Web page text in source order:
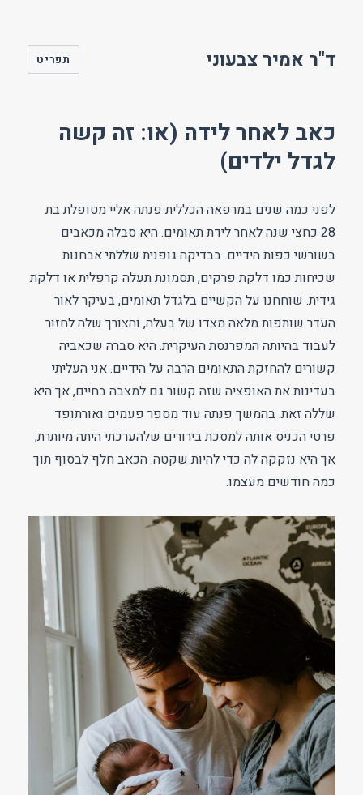
ד"ר אמיר צבעוני תפריט
כאב לאחר לידה (או: זה קשה
לגדל ילדים)
לפני כמה שנים במרפאה הכללית פנתה אליי מטופלת בת
28 כחצי שנה לאחר לידת תאומים. היא סבלה מכאבים
בשורשי כפות הידיים. בבדיקה גופנית שללתי אבחנות
שכיחות כמו דלקת פרקים, תסמונת תעלה קרפלית או דלקת
גידית. שוחחנו על הקשיים בלגדל תאומים, בעיקר לאור
העדר שותפות מלאה מצדו של בעלה, והצורך שלה לחזור
לעבוד בהיותה המפרנסת העיקרית. היא סברה שכאביה
קשורים להחזקת התאומים הרבה על הידיים. אני העליתי
בעדינות את האופציה שזה קשור גם למצבה בחיים, אך היא
שללה זאת. בהמשך פנתה עוד מספר פעמים ואורתופד
פרטי הכניס אותה למסכת בירורים שלהערכתי היתה מיותרת,
אך היא נזקקה לה כדי להיות שקטה. הכאב חלף לבסוף תוך
כמה חודשים מעצמו.